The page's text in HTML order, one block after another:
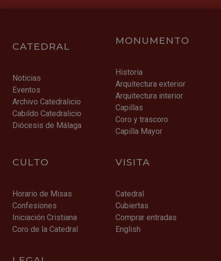
CATEDRAL
Noticias
Eventos
Archivo Catedralicio
Cabildo Catedralicio
Diócesis de Málaga
MONUMENTO
Historia
Arquitectura exterior
Arquitectura interior
Capillas
Coro y trascoro
Capilla Mayor
CULTO
Horario de Misas
Confesiones
Iniciación Cristiana
Coro de la Catedral
VISITA
Catedral
Cubiertas
Comprar entradas
English